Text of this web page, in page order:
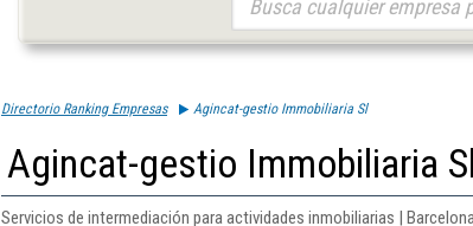
Directorio Ranking Empresas Agincat-gestio Immobiliaria Sl
Agincat-gestio Immobiliaria Sl
Servicios de intermediación para actividades inmobiliarias |